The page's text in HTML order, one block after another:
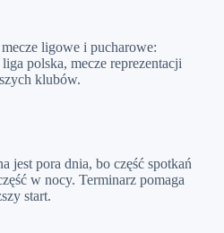
ligowe i pucharowe:
polska, mecze reprezentacji
klubów.
jest pora dnia, bo część spotkań
w nocy. Terminarz pomaga
start.